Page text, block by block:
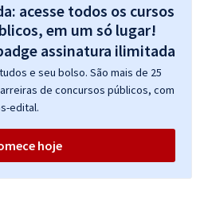
acesse todos os cursos
em um só lugar!
e seu bolso. São mais de 25
de concursos públicos, com
edital.
hoje